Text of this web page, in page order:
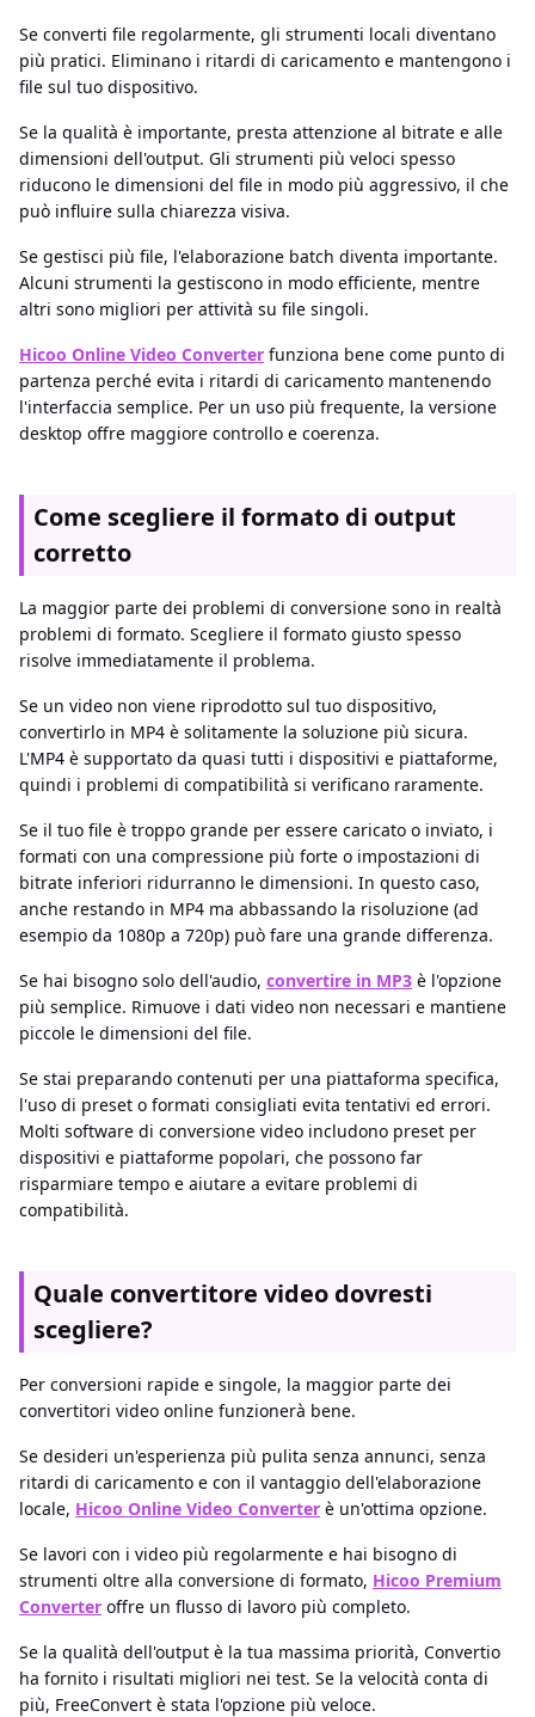
Se converti file regolarmente, gli strumenti locali diventano
più pratici. Eliminano i ritardi di caricamento e mantengono i
file sul tuo dispositivo.
Se la qualità è importante, presta attenzione al bitrate e alle
dimensioni dell'output. Gli strumenti più veloci spesso
riducono le dimensioni del file in modo più aggressivo, il che
può influire sulla chiarezza visiva.
Se gestisci più file, l'elaborazione batch diventa importante.
Alcuni strumenti la gestiscono in modo efficiente, mentre
altri sono migliori per attività su file singoli.
Hicoo Online Video Converter funziona bene come punto di
partenza perché evita i ritardi di caricamento mantenendo
l'interfaccia semplice. Per un uso più frequente, la versione
desktop offre maggiore controllo e coerenza.
Come scegliere il formato di output
corretto
La maggior parte dei problemi di conversione sono in realtà
problemi di formato. Scegliere il formato giusto spesso
risolve immediatamente il problema.
Se un video non viene riprodotto sul tuo dispositivo,
convertirlo in MP4 è solitamente la soluzione più sicura.
L'MP4 è supportato da quasi tutti i dispositivi e piattaforme,
quindi i problemi di compatibilità si verificano raramente.
Se il tuo file è troppo grande per essere caricato o inviato, i
formati con una compressione più forte o impostazioni di
bitrate inferiori ridurranno le dimensioni. In questo caso,
anche restando in MP4 ma abbassando la risoluzione (ad
esempio da 1080p a 720p) può fare una grande differenza.
Se hai bisogno solo dell'audio, convertire in MP3 è l'opzione
più semplice. Rimuove i dati video non necessari e mantiene
piccole le dimensioni del file.
Se stai preparando contenuti per una piattaforma specifica,
l'uso di preset o formati consigliati evita tentativi ed errori.
Molti software di conversione video includono preset per
dispositivi e piattaforme popolari, che possono far
risparmiare tempo e aiutare a evitare problemi di
compatibilità.
Quale convertitore video dovresti
scegliere?
Per conversioni rapide e singole, la maggior parte dei
convertitori video online funzionerà bene.
Se desideri un'esperienza più pulita senza annunci, senza
ritardi di caricamento e con il vantaggio dell'elaborazione
locale, Hicoo Online Video Converter è un'ottima opzione.
Se lavori con i video più regolarmente e hai bisogno di
strumenti oltre alla conversione di formato, Hicoo Premium
Converter offre un flusso di lavoro più completo.
Se la qualità dell'output è la tua massima priorità, Convertio
ha fornito i risultati migliori nei test. Se la velocità conta di
più, FreeConvert è stata l'opzione più veloce.